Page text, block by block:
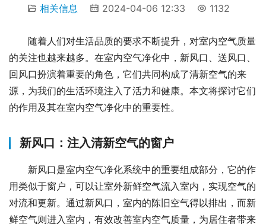
相关信息 2024-04-06 12:33 1132
随着人们对生活品质的要求不断提升，对室内空气质量
的关注也越来越多。在室内空气净化中，新风口、送风口、
回风口扮演着重要的角色，它们共同构成了清新空气的来
源，为我们的生活环境注入了活力和健康。本文将探讨它们
的作用及其在室内空气净化中的重要性。
新风口：注入清新空气的窗户
新风口是室内空气净化系统中的重要组成部分，它的作
用类似于窗户，可以让室外新鲜空气流入室内，实现空气的
对流和更新。通过新风口，室内的陈旧空气得以排出，而新
鲜空气则进入室内，有效改善室内空气质量，为居住者带来